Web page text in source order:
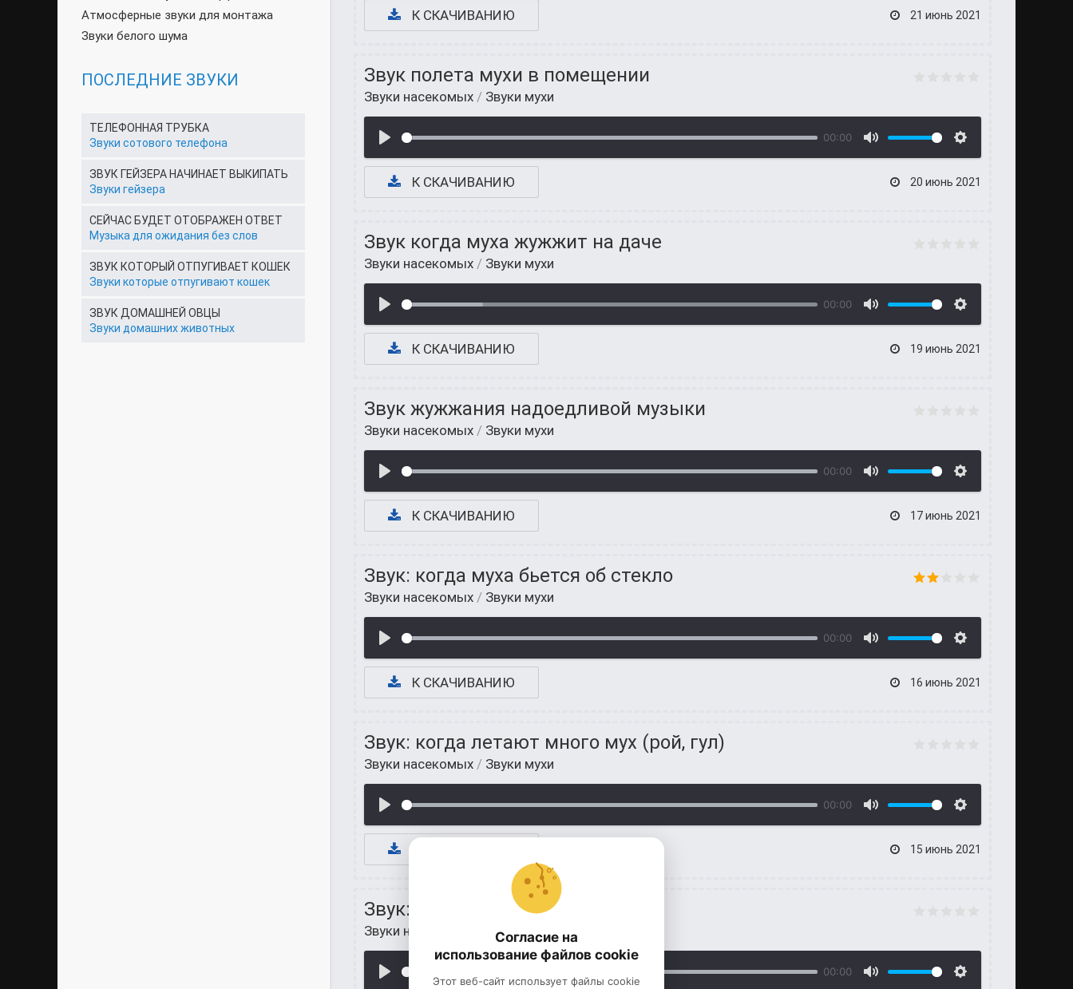
К СКАЧИВАНИЮ 21 июнь 2021
Звук полета мухи в помещении
Звуки насекомых / Звуки мухи
00:00
К СКАЧИВАНИЮ 20 июнь 2021
Звук когда муха жужжит на даче
Звуки насекомых / Звуки мухи
00:00
К СКАЧИВАНИЮ 19 июнь 2021
Звук жужжания надоедливой музыки
Звуки насекомых / Звуки мухи
00:00
К СКАЧИВАНИЮ 17 июнь 2021
Звук: когда муха бьется об стекло
Звуки насекомых / Звуки мухи
00:00
К СКАЧИВАНИЮ 16 июнь 2021
Звук: когда летают много мух (рой, гул)
Звуки насекомых / Звуки мухи
00:00
К СКАЧИВАНИЮ 15 июнь 2021
Звук: где рой мух летает на лугу
Звуки насекомых Звуки мухи
00:00
Атмосферные звуки для монтажа
Звуки белого шума
ПОСЛЕДНИЕ ЗВУКИ
ТЕЛЕФОННАЯ ТРУБКА
Звуки сотового телефона
ЗВУК ГЕЙЗЕРА НАЧИНАЕТ ВЫКИПАТЬ
Звуки гейзера
СЕЙЧАС БУДЕТ ОТОБРАЖЕН ОТВЕТ
Музыка для ожидания без слов
ЗВУК КОТОРЫЙ ОТПУГИВАЕТ КОШЕК
Звуки которые отпугивают кошек
ЗВУК ДОМАШНЕЙ ОВЦЫ
Звуки домашних животных
Согласие на
использование файлов cookie
Этот веб-сайт использует файлы cookie